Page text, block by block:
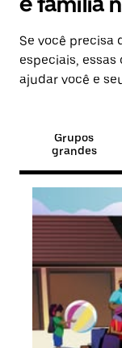
Se você precisa
especiais, essas
ajudar você e
Grupos
grandes